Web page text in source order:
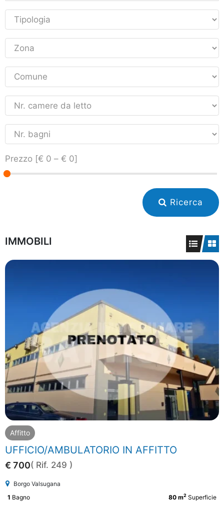
Prezzo [€ 0 – € 0]
Ricerca
IMMOBILI
Affitto
UFFICIO/AMBULATORIO IN AFFITTO
€ 700( Rif. 249 )
Borgo Valsugana
80 m2 Superficie
1 Bagno